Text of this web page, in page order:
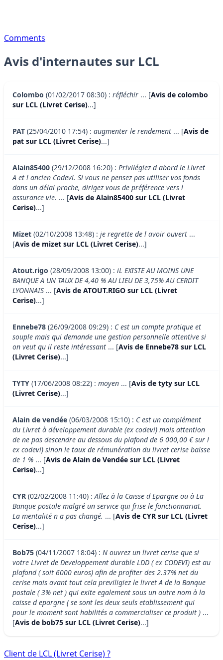
Comments
Avis d'internautes sur LCL
Colombo (01/02/2017 08:30) : réfléchir ... [Avis de colombo
sur LCL (Livret Cerise)...]
PAT (25/04/2010 17:54) : augmenter le rendement ... [Avis de
pat sur LCL (Livret Cerise)...]
Alain85400 (29/12/2008 16:20) : Privilégiez d abord le Livret
A et l ancien Codevi. Si vous ne pensez pas utiliser vos fonds
dans un délai proche, dirigez vous de préférence vers l
assurance vie. ... [Avis de Alain85400 sur LCL (Livret
Cerise)...]
Mizet (02/10/2008 13:48) : je regrette de l avoir ouvert ...
[Avis de mizet sur LCL (Livret Cerise)...]
Atout.rigo (28/09/2008 13:00) : iL EXISTE AU MOINS UNE
BANQUE A UN TAUX DE 4,40 % AU LIEU DE 3,75% AU CERDIT
LYONNAIS ... [Avis de ATOUT.RIGO sur LCL (Livret
Cerise)...]
Ennebe78 (26/09/2008 09:29) : C est un compte pratique et
souple mais qui demande une gestion personnelle attentive si
on veut qu il reste intéressant ... [Avis de Ennebe78 sur LCL
(Livret Cerise)...]
TYTY (17/06/2008 08:22) : moyen ... [Avis de tyty sur LCL
(Livret Cerise)...]
Alain de vendée (06/03/2008 15:10) : C est un complément
du Livret à développement durable (ex codevi) mais attention
de ne pas descendre au dessous du plafond de 6 000,00 € sur l
ex codevi) sinon le taux de rémunération du livret cerise baisse
de 1 % ... [Avis de Alain de Vendée sur LCL (Livret
Cerise)...]
CYR (02/02/2008 11:40) :Allez à la Caisse d Epargne ou à La
Banque postale malgré un service qui frise le fonctionnariat.
La mentalité n a pas changé. ... [Avis de CYR sur LCL (Livret
Cerise)...]
Bob75 (04/11/2007 18:04) : N ouvrez un livret cerise que si
votre Livret de Developpement durable LDD ( ex CODEVI) est au
plafond ( soit 6000 euros) afin de profiter des 2.37% net du
cerise mais avant tout cela previligiez le livret A de la Banque
postale ( 3% net ) qui exite egalement sous un autre nom à la
caisse d epargne ( se sont les deux seuls etablissement qui
pour le moment sont habilités a commercialiser ce produit ) ...
[Avis de bob75 sur LCL (Livret Cerise)...]
Client de LCL (Livret Cerise) ?